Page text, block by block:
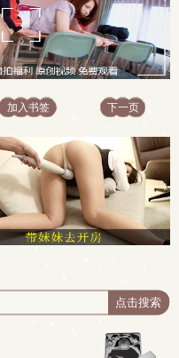
加入书签 下一页